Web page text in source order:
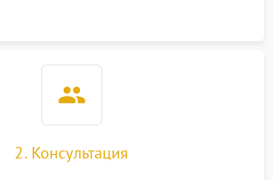
2. Консультация